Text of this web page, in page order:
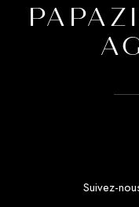
Suivez-